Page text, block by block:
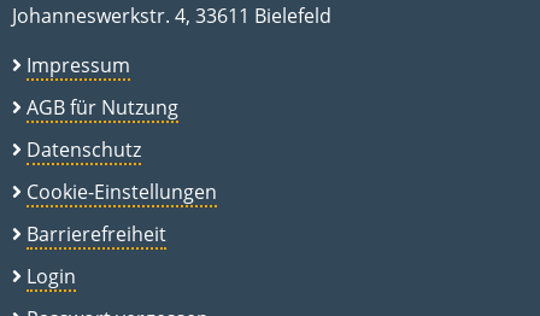
Johanneswerkstr. 4, 33611 Bielefeld
Impressum
AGB für Nutzung
Datenschutz
Cookie-Einstellungen
Barrierefreiheit
Login